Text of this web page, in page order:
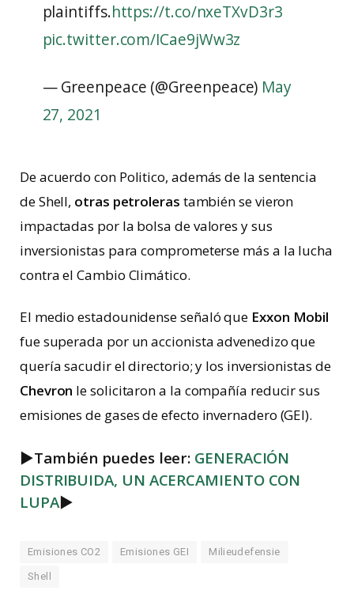
plaintiffs.https://t.co/nxeTXvD3r3
pic.twitter.com/ICae9jWw3z
— Greenpeace (@Greenpeace) May
27, 2021
De acuerdo con Politico, además de la sentencia
de Shell, otras petroleras también se vieron
impactadas por la bolsa de valores y sus
inversionistas para comprometerse más a la lucha
contra el Cambio Climático.
El medio estadounidense señaló que Exxon Mobil
fue superada por un accionista advenedizo que
quería sacudir el directorio; y los inversionistas de
Chevron le solicitaron a la compañía reducir sus
emisiones de gases de efecto invernadero (GEI).
►También puedes leer: GENERACIÓN
DISTRIBUIDA, UN ACERCAMIENTO CON
LUPA►
Emisiones CO2 Emisiones GEI Milieudefensie
Shell